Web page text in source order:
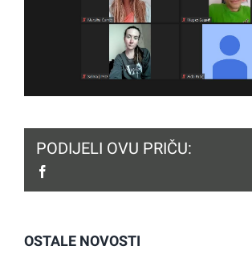
PODIJELI OVU PRIČU:
OSTALE NOVOSTI